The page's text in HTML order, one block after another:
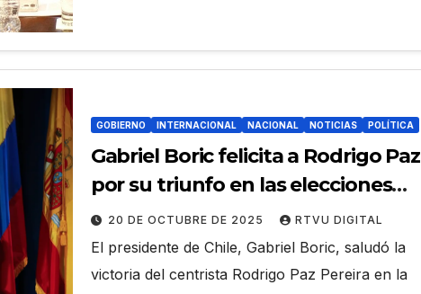
GOBIERNO INTERNACIONAL NACIONAL NOTICIAS POLÍTICA
Gabriel Boric felicita a Rodrigo Paz
por su triunfo en las elecciones
presidenciales de Bolivia
20 DE OCTUBRE DE 2025 RTVU DIGITAL
El presidente de Chile, Gabriel Boric, saludó la
victoria del centrista Rodrigo Paz Pereira en la